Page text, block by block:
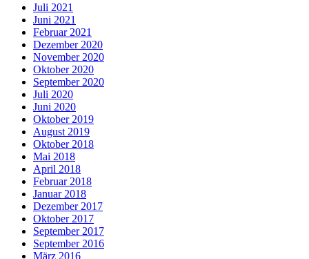
Juli 2021
Juni 2021
Februar 2021
Dezember 2020
November 2020
Oktober 2020
September 2020
Juli 2020
Juni 2020
Oktober 2019
August 2019
Oktober 2018
Mai 2018
April 2018
Februar 2018
Januar 2018
Dezember 2017
Oktober 2017
September 2017
September 2016
März 2016